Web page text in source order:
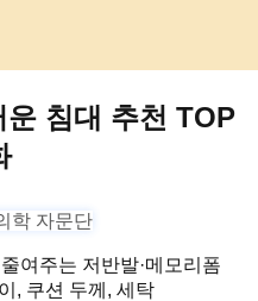
침대 추천 TOP
학 자문단
여주는 저반발·메모리폼
, 쿠션 두께, 세탁